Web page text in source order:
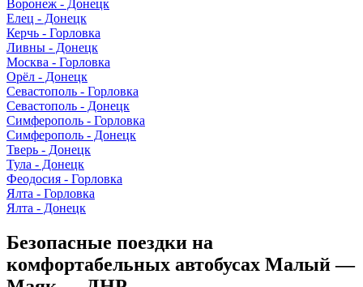
Воронеж - Донецк
Елец - Донецк
Керчь - Горловка
Ливны - Донецк
Москва - Горловка
Орёл - Донецк
Севастополь - Горловка
Севастополь - Донецк
Симферополь - Горловка
Симферополь - Донецк
Тверь - Донецк
Тула - Донецк
Феодосия - Горловка
Ялта - Горловка
Ялта - Донецк
Безопасные поездки на
комфортабельных автобусах Малый —